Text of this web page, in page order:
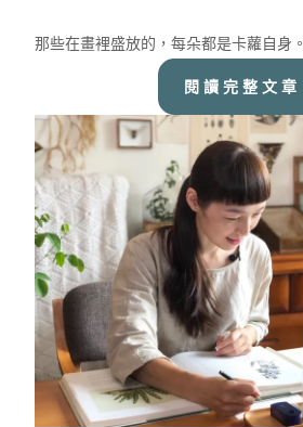
那些在畫裡盛放的，每朵都是卡蘿自身。
閱讀完整文章